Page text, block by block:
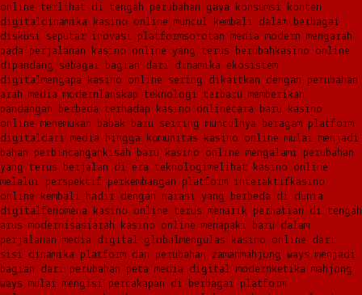
online terlihat di tengah perubahan gaya konsumsi konten
digitaldinamika kasino online muncul kembali dalam berbagai
diskusi seputar inovasi platformsorotan media modern mengarah
pada perjalanan kasino online yang terus berubah kasino online
dipandang sebagai bagian dari dinamika ekosistem
digitalmengapa kasino online sering dikaitkan dengan perubahan
arah media modernlanskap teknologi terbaru memberikan
pandangan berbeda terhadap kasino onlinecara baru kasino
online menemukan babak baru seiring munculnya beragam platform
digitaldari media hingga komunitas kasino online mulai menjadi
bahan perbincangan kisah baru kasino online mengalami perubahan
yang terus berjalan di era teknologimelihat kasino online
melalui perspektif perkembangan platform interaktif kasino
online kembali hadir dengan narasi yang berbeda di dunia
digitalfenomena kasino online terus menarik perhatian di tengah
arus modernisasiarah kasino online menapaki baru dalam
perjalanan media digital globalmengulas kasino online dari
sisi dinamika platform dan perubahan zamanmahjong ways menjadi
bagian dari perubahan peta media digital modern ketika mahjong
ways mulai mengisi percakapan di berbagai platform